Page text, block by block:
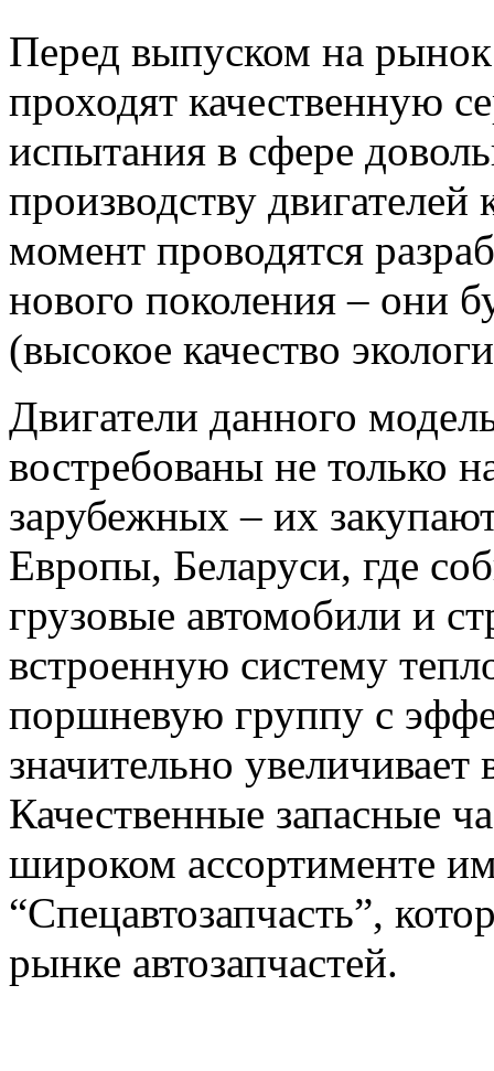
Перед выпуском на
проходят качественную
испытания в сфере
производству
момент проводятся
нового поколения – они
(высокое качество
Двигатели данного
востребованы не только
зарубежных – их
Европы, Беларуси, где
грузовые автомобили и
встроенную систему
поршневую группу с
значительно увеличивает
Качественные запасные
широком ассортименте
“Спецавтозапчасть”,
рынке автозапчастей.